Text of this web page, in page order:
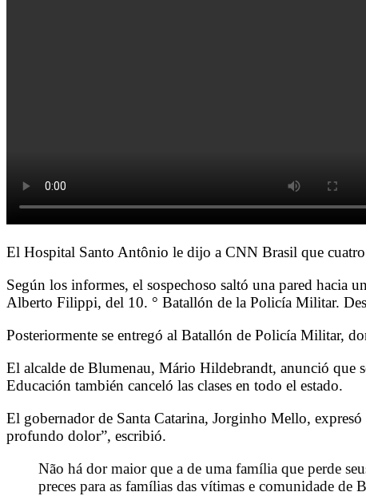
El Hospital Santo Antônio le dijo a CNN Brasil que
Según los informes, el sospechoso saltó una pared hacia
Alberto Filippi, del 10. ° Batallón de la Policía Militar.
Posteriormente se entregó al Batallón de Policía Militar,
El alcalde de Blumenau, Mário Hildebrandt, anunció que
Educación también canceló las clases en todo el estado.
El gobernador de Santa Catarina, Jorginho Mello,
profundo dolor”, escribió.
Não há dor maior que a de uma família que perde
preces para as famílias das vítimas e comunidade